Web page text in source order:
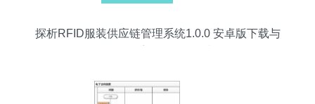
探析RFID服装供应链管理系统1.0.0 安卓版下载与